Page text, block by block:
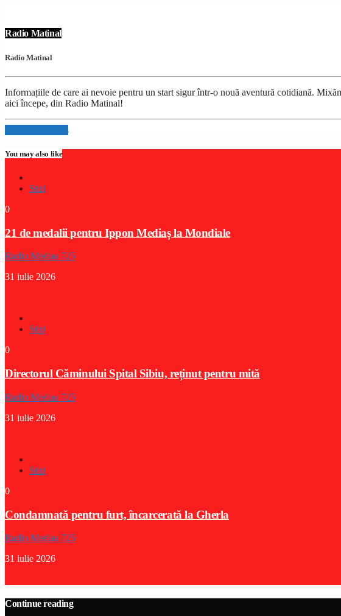
Radio Matinal
Radio Matinal
Informațiile de care ai nevoie pentru un start sigur într-o nouă aventură cotidiană.
aici începe, din Radio Matinal!
Info and episodes
You may also like
Stiri
0
21 de medalii pentru Ippon Mediaș la Mondiale
Radio Medias 725
31 iulie 2026
Stiri
0
Directorul Căminului Spital Sibiu, reținut pentru mită
Radio Medias 725
31 iulie 2026
Stiri
0
Condamnată pentru furt, încarcerată la Gherla
Radio Medias 725
31 iulie 2026
Continue reading